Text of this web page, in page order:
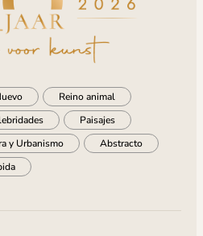
Reino animal
Paisajes
y Urbanismo
Abstracto